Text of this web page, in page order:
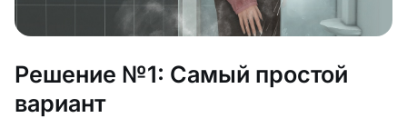
Решение №1: Самый простой
вариант